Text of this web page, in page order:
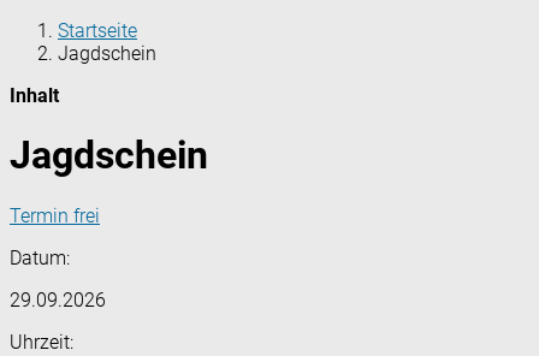
Startseite
Jagdschein
Inhalt
Jagdschein
Termin frei
Datum:
29.09.2026
Uhrzeit: